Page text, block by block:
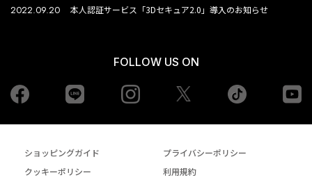
2022.09.20 本人認証サービス「3Dセキュア2.0」導入のお知らせ
FOLLOW US ON
Facebook Instagram tiktok
ショッピングガイド
プライバシーポリシー
クッキーポリシー
利用規約